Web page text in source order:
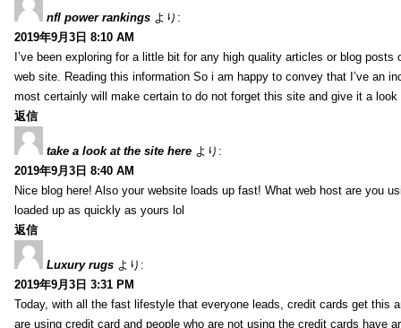
nfl power rankings より:
2019年9月3日 8:10 AM
I’ve been exploring for a little bit for any high quality articles or blog
web site. Reading this information So i am happy to convey that I’ve an
most certainly will make certain to do not forget this site and give it a look
返信
take a look at the site here より:
2019年9月3日 8:40 AM
Nice blog here! Also your website loads up fast! What web host are you
loaded up as quickly as yours lol
返信
Luxury rugs より:
2019年9月3日 3:31 PM
Today, with all the fast lifestyle that everyone leads, credit cards get this
are using credit card and people who are not using the credit cards have